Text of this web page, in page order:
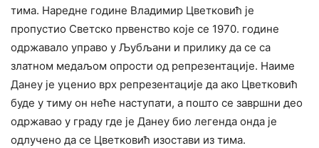
тима. Наредне године Владимир Цветковић је
пропустио Светско првенство које се 1970. године
одржавало управо у Љубљани и прилику да се са
златном медаљом опрости од репрезентације. Наиме
Данеу је уценио врх репрезентације да ако Цветковић
буде у тиму он неће наступати, а пошто се завршни део
одржавао у граду где је Данеу био легенда онда је
одлучено да се Цветковић изостави из тима.